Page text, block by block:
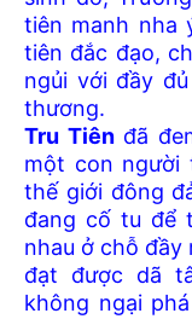
tiên manh nha
tiên đắc đạo,
ngủi với đầy
thương.
Tru Tiên đã
một con người
thế giới đông
đang cố tu để
nhau ở chỗ đầy
đạt được dã
không ngại